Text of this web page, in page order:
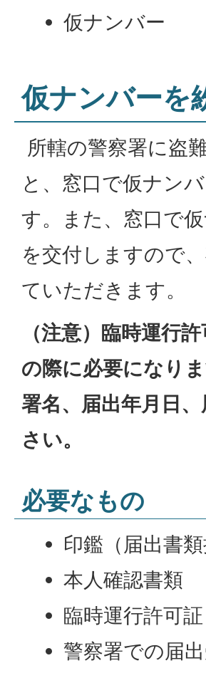
仮ナンバー
仮ナンバーを
所轄の警察署に盗
と、窓口で仮ナン
す。また、窓口で
を交付しますので
ていただきます。
（注意）臨時運行
の際に必要になり
署名、届出年月日
さい。
必要なもの
印鑑（届出書
本人確認書類
臨時運行許可証
警察署での届